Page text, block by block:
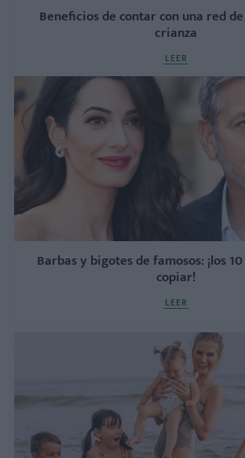
Beneficios de contar con una red
crianza
LEER
Barbas y bigotes de famosos: ¡los
copiar!
LEER